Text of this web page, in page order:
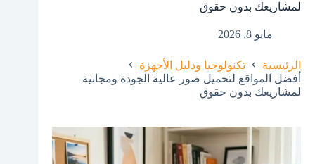
لمشاريعك بدون حقوق
مايو 8, 2026
الرئيسية
تكنولوجيا ودليل الأجهزة
أفضل المواقع لتحميل صور عالية الجودة ومجانية
لمشاريعك بدون حقوق